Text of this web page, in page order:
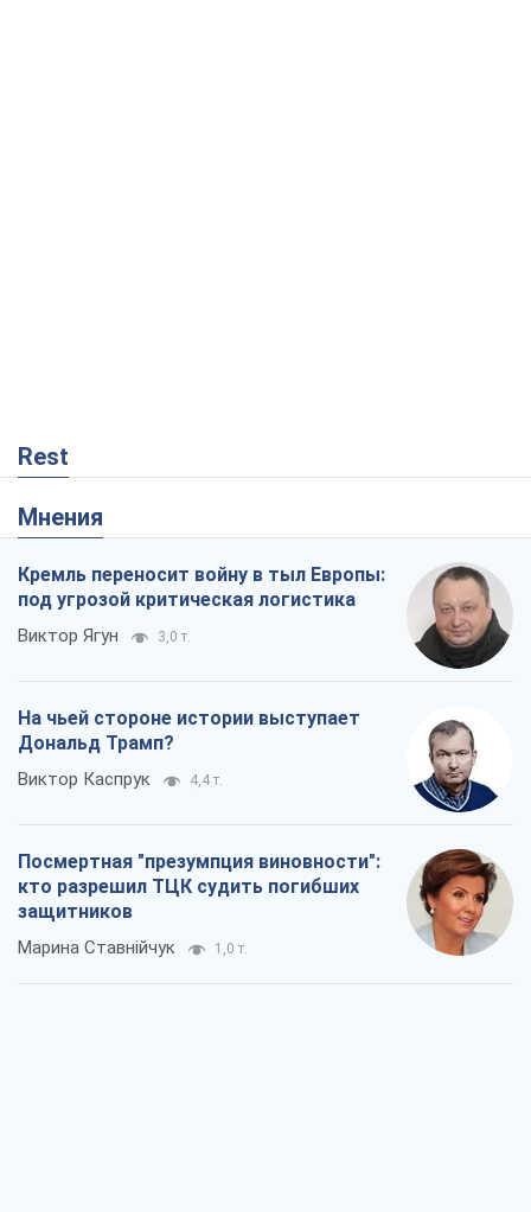
Rest
Мнения
Кремль переносит войну в тыл Европы:
под угрозой критическая логистика
Виктор Ягун 3,0 т.
На чьей стороне истории выступает
Дональд Трамп?
Виктор Каспрук 4,4 т.
Посмертная "презумпция виновности":
кто разрешил ТЦК судить погибших
защитников
Марина Ставнійчук 1,0 т.